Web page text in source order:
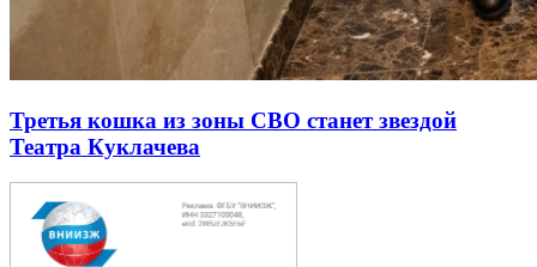
Третья кошка из зоны СВО станет звездой
Театра Куклачева